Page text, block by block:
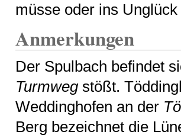
müsse oder ins
Anmerkungen
Der Spulbach befindet
Turmwegstößt.
Weddinghofen an der
Berg bezeichnet die